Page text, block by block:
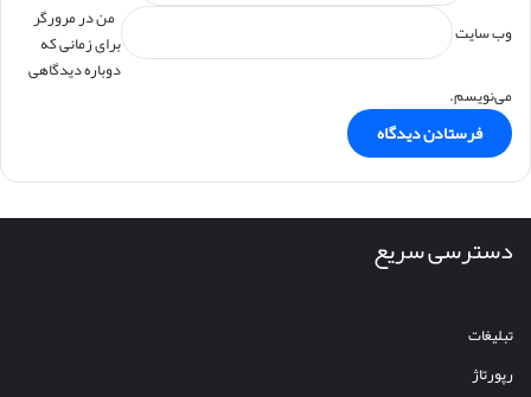
وب‌ سایت
من در مرورگر
برای زمانی که
دوباره دیدگاهی
می‌نویسم.
دسترسی سریع
تبلیغات
رپورتاژ